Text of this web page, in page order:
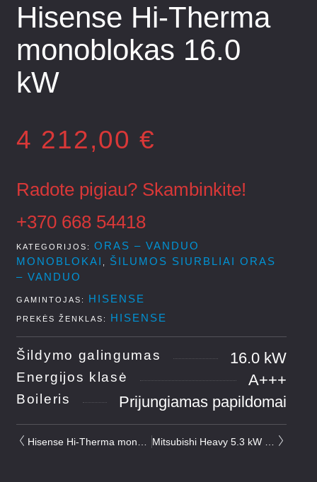
Hisense Hi-Therma
monoblokas 16.0
kW
4 212,00 €
Radote pigiau? Skambinkite!
+370 668 54418
KATEGORIJOS
ORAS – VANDUO
MONOBLOKAI
ŠILUMOS SIURBLIAI ORAS
– VANDUO
GAMINTOJAS HISENSE
PREKĖS ŽENKLAS: HISENSE
Šildymo galingumas 16.0 kW
Energijos klasė A+++
Boileris Prijungiamas papildomai